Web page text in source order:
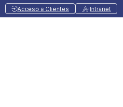
Acceso a Clientes Intranet